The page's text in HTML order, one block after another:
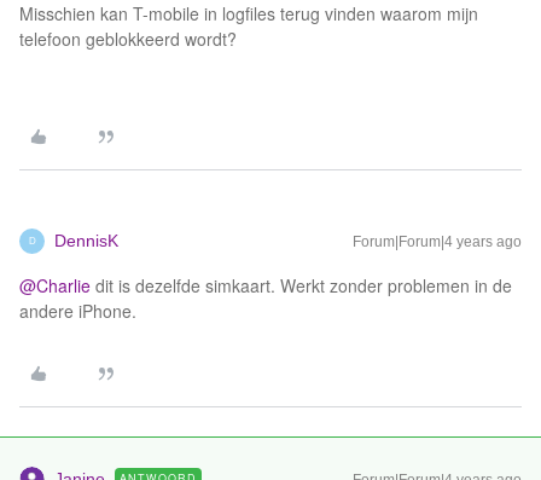
Misschien kan T-mobile in logfiles terug vinden waarom mijn
telefoon geblokkeerd wordt?
D DennisK Forum|Forum|4 years ago
@Charlie dit is dezelfde simkaart. Werkt zonder problemen in de
andere iPhone.